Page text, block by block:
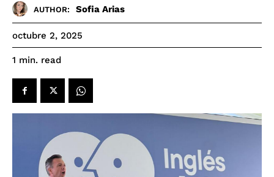
AUTHOR: Sofia Arias
octubre 2, 2025
1 min. read